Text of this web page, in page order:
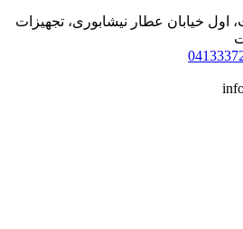
اول خیابان عطار نیشابوری، تجهیزات